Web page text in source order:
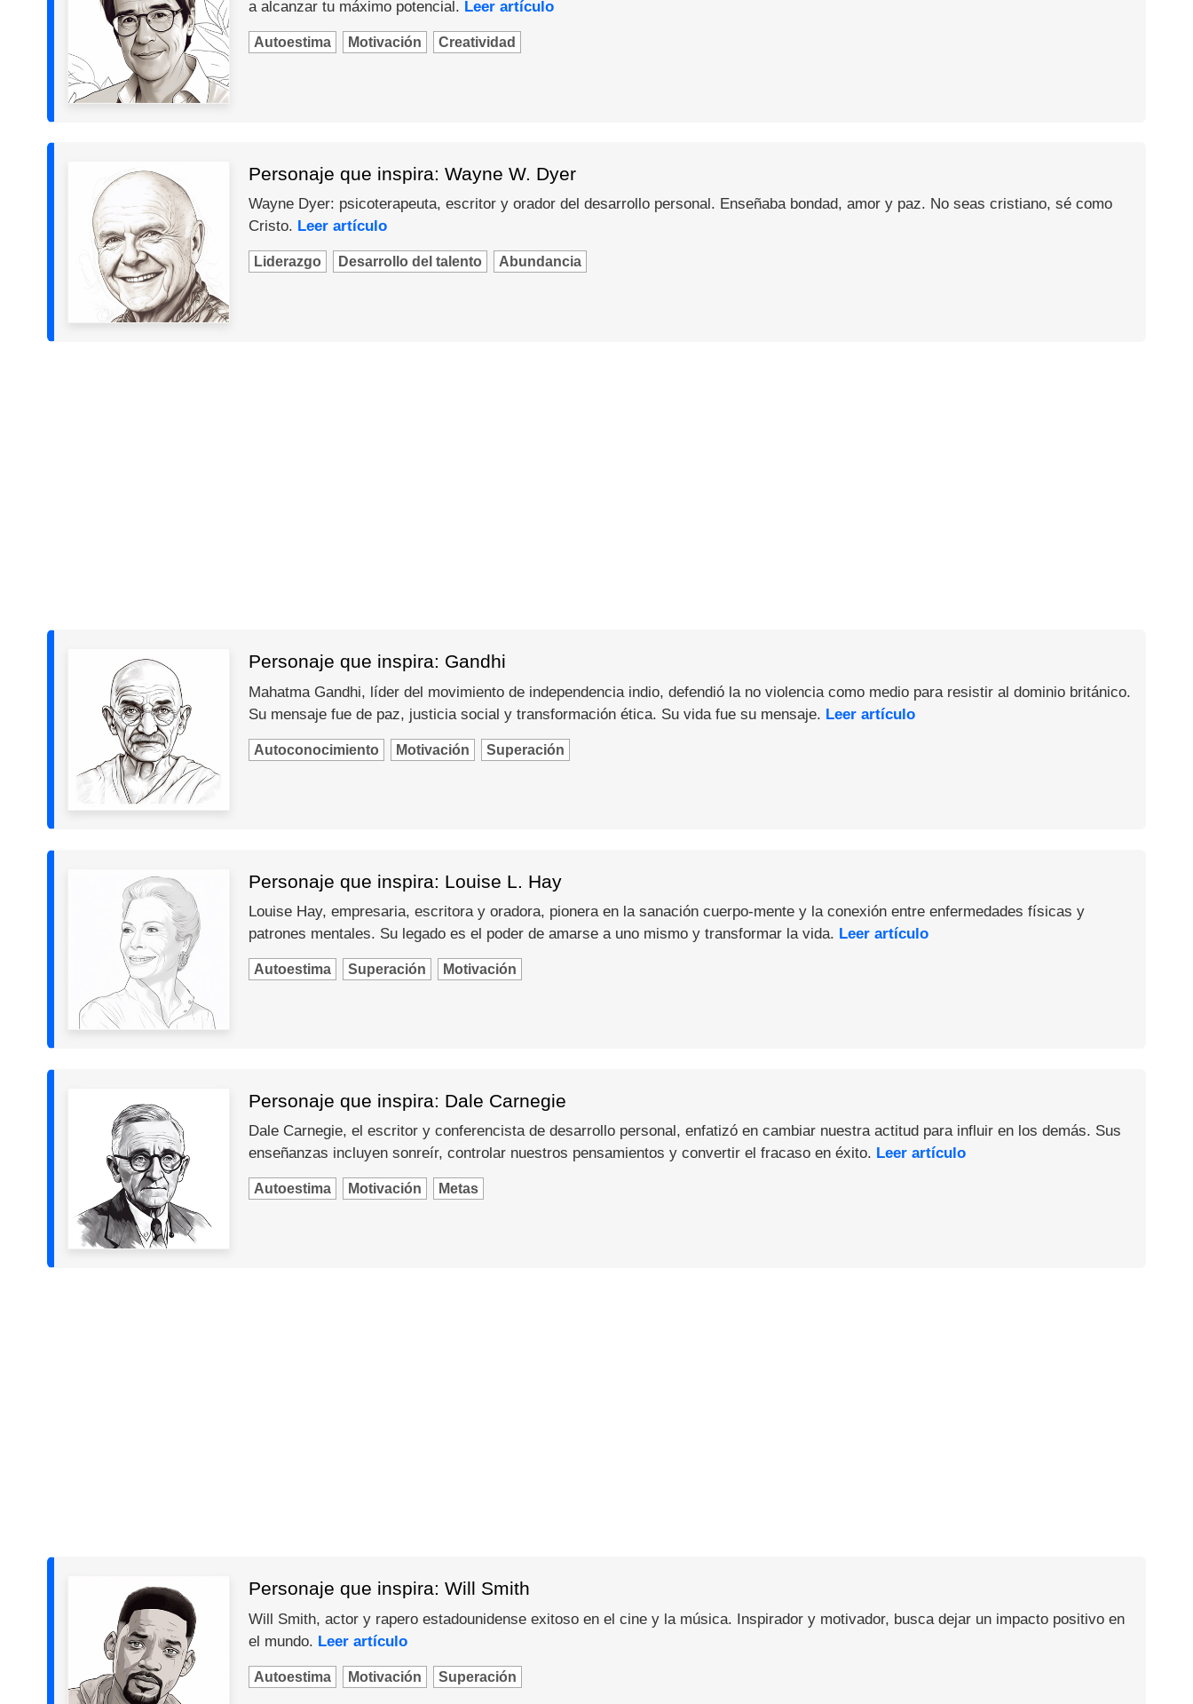
a alcanzar tu máximo potencial. Leer artículo
Autoestima Motivación Creatividad
Personaje que inspira: Wayne W. Dyer
Wayne Dyer: psicoterapeuta, escritor y orador del desarrollo personal. Enseñaba bondad, amor y paz. No seas cristiano, sé como
Cristo. Leer artículo
Liderazgo Desarrollo del talento Abundancia
Personaje que inspira: Gandhi
Mahatma Gandhi, líder del movimiento de independencia indio, defendió la no violencia como medio para resistir al dominio británico.
Su mensaje fue de paz, justicia social y transformación ética. Su vida fue su mensaje. Leer artículo
Autoconocimiento Motivación Superación
Personaje que inspira: Louise L. Hay
Louise Hay, empresaria, escritora y oradora, pionera en la sanación cuerpo-mente y la conexión entre enfermedades físicas y
patrones mentales. Su legado es el poder de amarse a uno mismo y transformar la vida. Leer artículo
Autoestima Superación Motivación
Personaje que inspira: Dale Carnegie
Dale Carnegie, el escritor y conferencista de desarrollo personal, enfatizó en cambiar nuestra actitud para influir en los demás. Sus
enseñanzas incluyen sonreír, controlar nuestros pensamientos y convertir el fracaso en éxito. Leer artículo
Autoestima Motivación Metas
Personaje que inspira: Will Smith
Will Smith, actor y rapero estadounidense exitoso en el cine y la música. Inspirador y motivador, busca dejar un impacto positivo en
el mundo. Leer artículo
Autoestima Motivación Superación